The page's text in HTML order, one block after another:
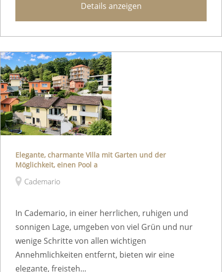
Details anzeigen
Elegante, charmante Villa mit Garten und der
Möglichkeit, einen Pool a
Cademario
In Cademario, in einer herrlichen, ruhigen und
sonnigen Lage, umgeben von viel Grün und nur
wenige Schritte von allen wichtigen
Annehmlichkeiten entfernt, bieten wir eine
elegante, freisteh...